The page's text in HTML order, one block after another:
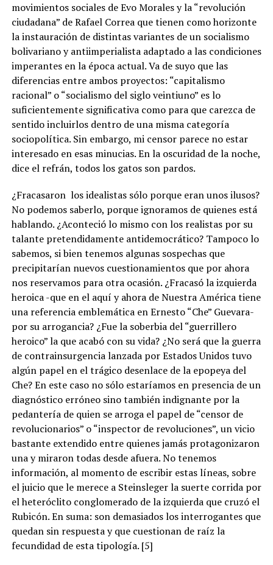
movimientos sociales de Evo Morales y la “revolución
ciudadana” de Rafael Correa que tienen como horizonte
la instauración de distintas variantes de un socialismo
bolivariano y antiimperialista adaptado a las condiciones
imperantes en la época actual. Va de suyo que las
diferencias entre ambos proyectos: “capitalismo
racional” o “socialismo del siglo veintiuno” es lo
suficientemente significativa como para que carezca de
sentido incluirlos dentro de una misma categoría
sociopolítica. Sin embargo, mi censor parece no estar
interesado en esas minucias. En la oscuridad de la noche,
dice el refrán, todos los gatos son pardos.
¿Fracasaron los idealistas sólo porque eran unos ilusos?
No podemos saberlo, porque ignoramos de quienes está
hablando. ¿Aconteció lo mismo con los realistas por su
talante pretendidamente antidemocrático? Tampoco lo
sabemos, si bien tenemos algunas sospechas que
precipitarían nuevos cuestionamientos que por ahora
nos reservamos para otra ocasión. ¿Fracasó la izquierda
heroica -que en el aquí y ahora de Nuestra América tiene
una referencia emblemática en Ernesto “Che” Guevara-
por su arrogancia? ¿Fue la soberbia del “guerrillero
heroico” la que acabó con su vida? ¿No será que la guerra
de contrainsurgencia lanzada por Estados Unidos tuvo
algún papel en el trágico desenlace de la epopeya del
Che? En este caso no sólo estaríamos en presencia de un
diagnóstico erróneo sino también indignante por la
pedantería de quien se arroga el papel de “censor de
revolucionarios” o “inspector de revoluciones”, un vicio
bastante extendido entre quienes jamás protagonizaron
una y miraron todas desde afuera. No tenemos
información, al momento de escribir estas líneas, sobre
el juicio que le merece a Steinsleger la suerte corrida por
el heteróclito conglomerado de la izquierda que cruzó el
Rubicón. En suma: son demasiados los interrogantes que
quedan sin respuesta y que cuestionan de raíz la
fecundidad de esta tipología. [5]